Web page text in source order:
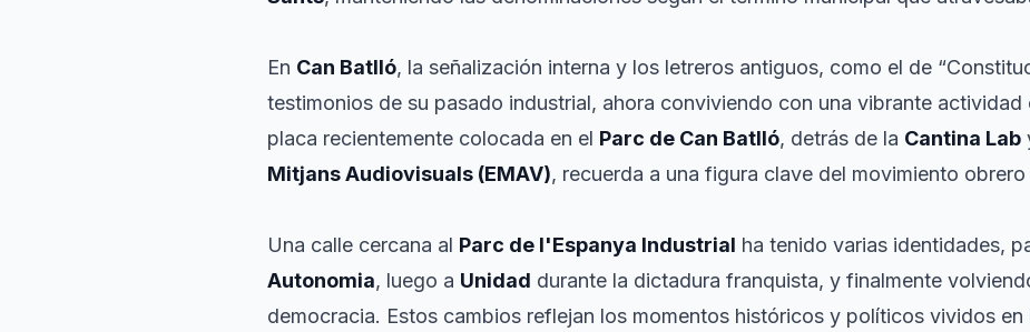
En Can Batlló, la señalización interna y los letreros antiguos, como el de
testimonios de su pasado industrial, ahora conviviendo con una vibrante actividad
placa recientemente colocada en el Parc de Can Batlló, detrás de la Cantina Lab
Mitjans Audiovisuals (EMAV), recuerda a una figura clave del movimiento obrero
Una calle cercana al Parc de l'Espanya Industrial ha tenido varias identidades,
Autonomia, luego a Unidad durante la dictadura franquista, y finalmente
democracia. Estos cambios reflejan los momentos históricos y políticos vividos en